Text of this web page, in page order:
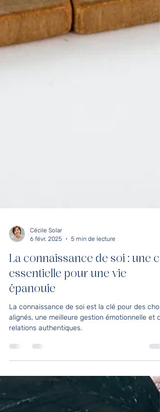
6 févr. 2025
5 min de lecture
La connaissance de soi : une
essentielle pour une vie
épanouie
La connaissance de soi est la clé pour des choix
relations authentiques.